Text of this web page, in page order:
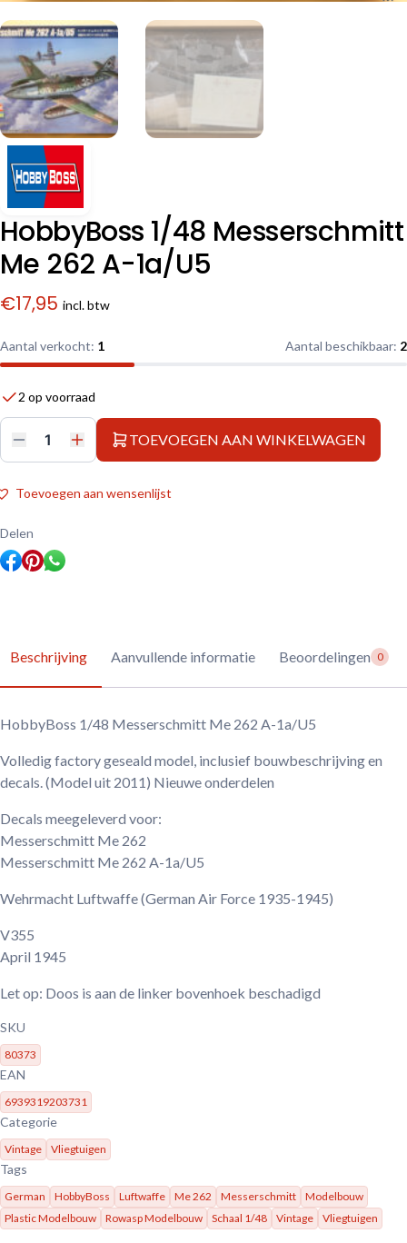
HobbyBoss 1/48 Messerschmitt
Me 262 A-1a/U5
€17,95 incl. btw
Aantal verkocht: 1 Aantal beschikbaar: 2
2 op voorraad
HobbyBoss
1/48
Me
262
1a/U5
aantal
TOEVOEGEN AAN WINKELWAGEN
Toevoegen aan wensenlijst
Delen
Beschrijving Aanvullende informatie Beoordelingen 0
HobbyBoss 1/48 Messerschmitt Me 262 A-1a/U5
Volledig factory geseald model, inclusief bouwbeschrijving en
decals. (Model uit 2011) Nieuwe onderdelen
Decals meegeleverd voor:
Messerschmitt Me 262
Messerschmitt Me 262 A-1a/U5
Wehrmacht Luftwaffe(German Air Force 1935-1945)
V355
April 1945
Let op: Doos is aan de linker bovenhoek beschadigd
SKU
80373
EAN
6939319203731
Categorie
Vintage Vliegtuigen
Tags
German HobbyBoss Luftwaffe Me 262 Messerschmitt
Modelbouw
Plastic Modelbouw
Rowasp Modelbouw Schaal 1/48 Vintage Vliegtuigen